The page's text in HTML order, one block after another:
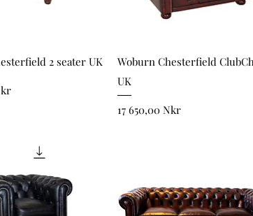
2 seater UK
Snabbvisning
Woburn Chesterfield
UK
Pris
17 650,00 Nkr